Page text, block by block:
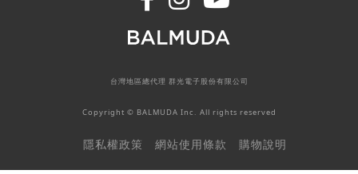
台灣地區總代理 群光電子股份有限公司
Copyright © BALMUDA Inc. All rights reserved
隱私權政策 網站使用條款 購物說明